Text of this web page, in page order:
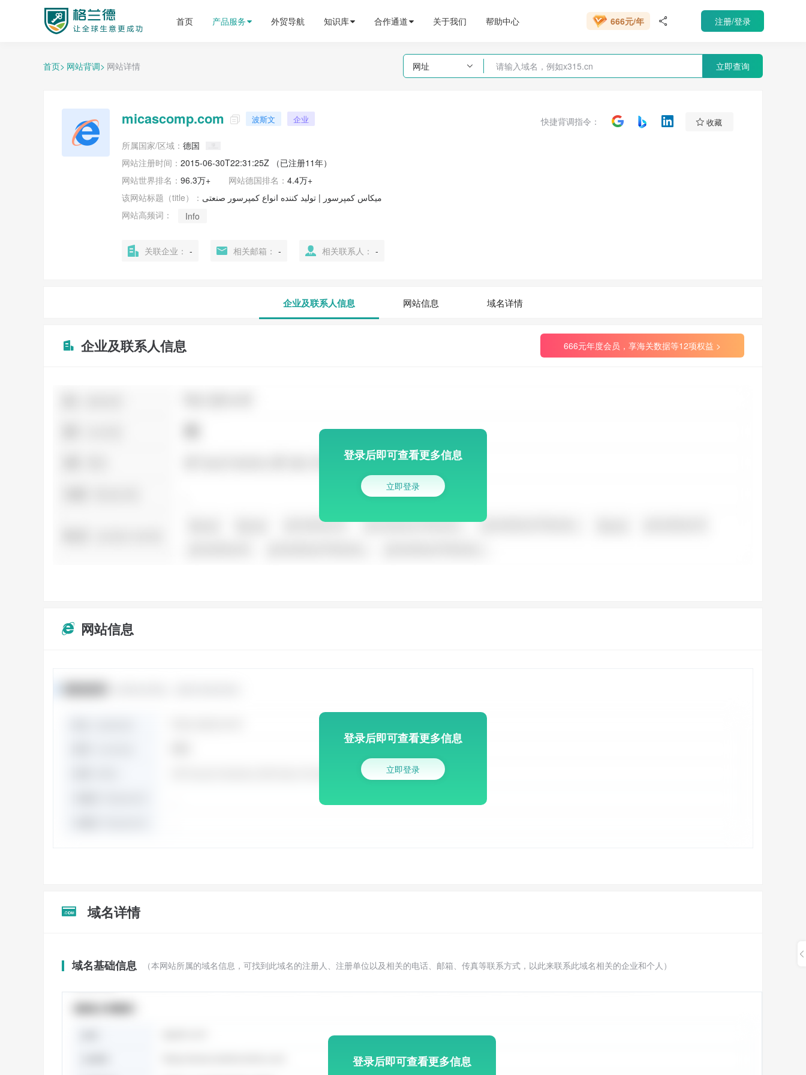
格兰德外贸获客平台 首页 产品服务 外贸导航 知识库 合作通道 关于我们 帮助中心
666元/年
VIP 会员
 注册/登录
首页> 网站背调> 网站详情 网址  立即查询
micascomp.com  波斯文 企业 快捷背调指令： 收藏
所属国家/区域： 德国
网站注册时间： 2015-06-30T22:31:25Z
（已注册11年）
网站世界排名： 96.3万+ 网站德国排名： 4.4万+
该网站标题（title）： میکاس کمپرسور | تولید کننده انواع کمپرسور صنعتی
网站高频词：
Info
关联企业： - 相关邮箱： - 相关联系人： -
企业及联系人信息 网站信息 域名详情
 企业及联系人信息 666元年度会员，享海关数据等12项权益 >
登录后即可查看更多信息
立即登录
 网站信息
登录后即可查看更多信息
立即登录
 域名详情
域名基础信息 （本网站所属的域名信息，可找到此域名的注册人、注册单位以及相关的电话、邮箱、传真等联系方式，以此来联系此域名相关的企业和个人）
登录后即可查看更多信息
